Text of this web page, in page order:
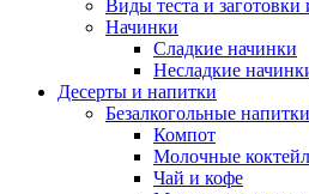
Виды теста и заготовки
Начинки
Сладкие начинки
Несладкие
Десерты и напитки
Безалкогольные напитки
Компот
Молочные
Чай и кофе